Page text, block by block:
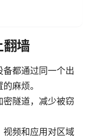
翻墙
都通过同一个出
麻烦。
隧道，减少被窃
视频和应用对区域